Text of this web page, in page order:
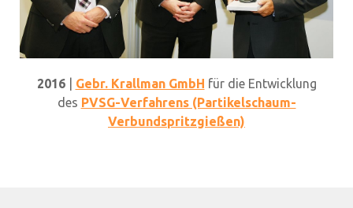
2016| Gebr. Krallman GmbH für die Entwicklung
des PVSG-Verfahrens (Partikelschaum-
Verbundspritzgießen)